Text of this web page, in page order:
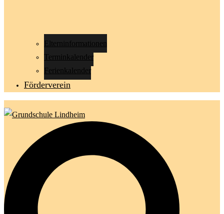
Elterninformationen
Terminkalender
Ferienkalender
Förderverein